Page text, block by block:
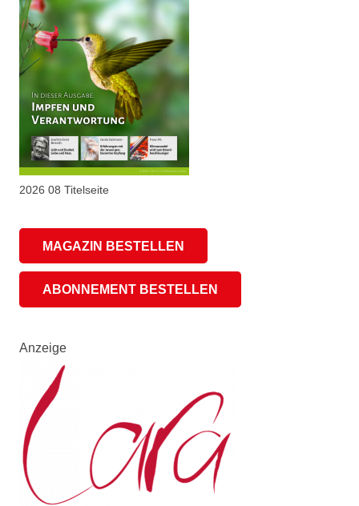
2026 08 Titelseite
MAGAZIN BESTELLEN
ABONNEMENT BESTELLEN
Anzeige